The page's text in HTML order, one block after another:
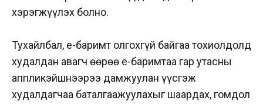
хэрэгжүүлэх болно.
Тухайлбал, е-баримт олгохгүй байгаа тохиолдолд
худалдан авагч өөрөө е-баримтаа гар утасны
аппликэйшнээрээ дамжуулан үүсгэж
худалдагчаа баталгаажуулахыг шаардах, гомдол